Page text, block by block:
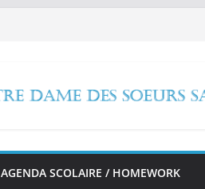
AGENDA SCOLAIRE / HOMEWORK